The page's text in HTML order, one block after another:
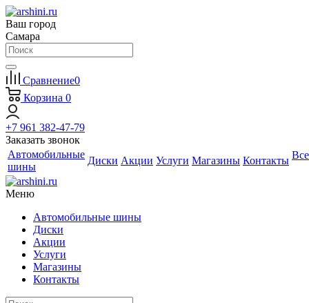
Ваш город
Самара
Сравнение0
Корзина 0
+7 961 382-47-79
Заказать звонок
Автомобильные
шины
Диски Акции Услуги Магазины Контакты Все
Меню
Автомобильные шины
Диски
Акции
Услуги
Магазины
Контакты